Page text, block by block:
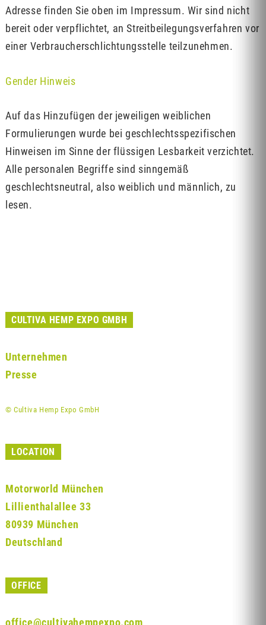
Adresse finden Sie oben im Impressum. Wir sind nicht
bereit oder verpflichtet, an Streitbeilegungsverfahren vor
einer Verbraucherschlichtungsstelle teilzunehmen.
Gender Hinweis
Auf das Hinzufügen der jeweiligen weiblichen
Formulierungen wurde bei geschlechtsspezifischen
Hinweisen im Sinne der flüssigen Lesbarkeit verzichtet.
Alle personalen Begriffe sind sinngemäß
geschlechtsneutral, also weiblich und männlich, zu
lesen.
CULTIVA HEMP EXPO GMBH
Unternehmen
Presse
© Cultiva Hemp Expo GmbH
LOCATION
Motorworld München
Lillienthalallee 33
80939 München
Deutschland
OFFICE
office@cultivahempexpo.com